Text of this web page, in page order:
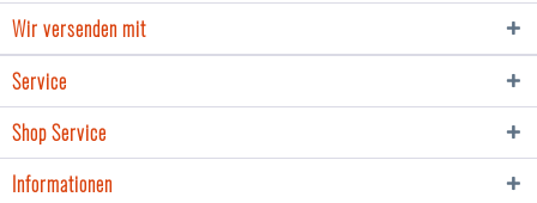
Wir versenden mit
Service
Shop Service
Informationen